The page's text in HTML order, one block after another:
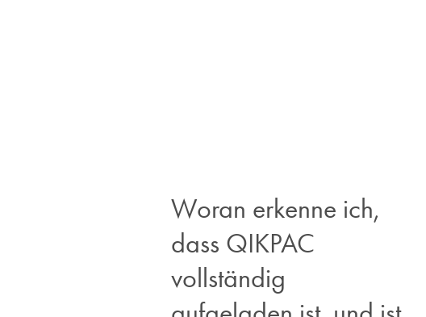
Woran erkenne ich,
dass QIKPAC
vollständig